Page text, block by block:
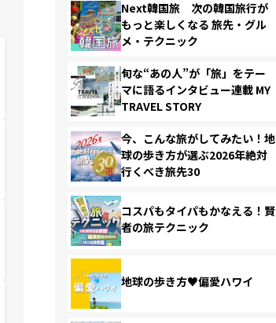
Next韓国旅 次の韓国旅行が
もっと楽しくなる 旅先・グル
メ・テクニック
旬な“あの人”が「旅」をテー
マに語るインタビュー連載 MY
TRAVEL STORY
今、こんな旅がしてみたい！地
球の歩き方が選ぶ2026年絶対
行くべき旅先30
コスパもタイパもかなえる！賢
者の旅テクニック
地球の歩き方♥偏愛ハワイ